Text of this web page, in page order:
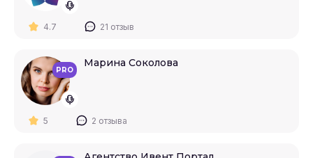
4.7 21 отзыв
PRO
Марина Соколова
5 2 отзыва